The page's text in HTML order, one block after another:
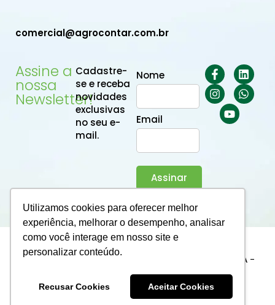
Utilizamos cookies para oferecer melhor
experiência, melhorar o desempenho, analisar
como você interage em nosso site e
personalizar conteúdo.
Recusar Cookies Aceitar Cookies
comercial@agrocontar.com.br
Assine a
nossa
Newsletter!
Cadastre-
se e receba
novidades
exclusivas
no seu e-
mail.
Nome
Email
Assinar
2025 © Agrocontar. Todos os direitos reservados
AGROCONTAR BHUB SERVICOS ADMINISTRATIVOS LTDA -